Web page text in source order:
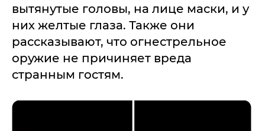
вытянутые головы, на лице маски, и у
них желтые глаза. Также они
рассказывают, что огнестрельное
оружие не причиняет вреда
странным гостям.